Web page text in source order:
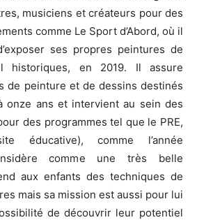
musiciens et créateurs pour des
comme Le Sport d’Abord, où il
ses propres peintures de
historiques, en 2019. Il assure
de peinture et de dessins destinés
onze ans et intervient au sein des
des programmes tel que le PRE,
éducative), comme l’année
comme une très belle
aux enfants des techniques de
mais sa mission est aussi pour lui
de découvrir leur potentiel